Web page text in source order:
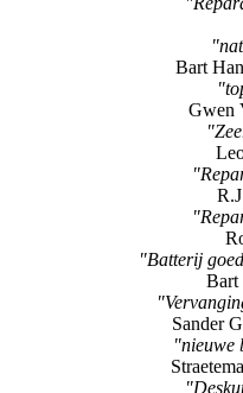
Bart
Gwen
"Batterij
Bart
Sander
"nieuwe